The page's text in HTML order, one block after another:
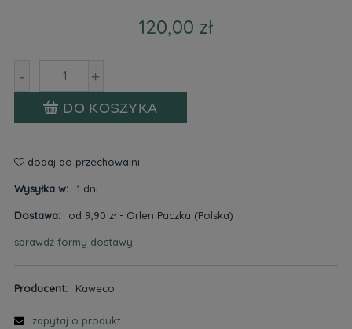
120,00 zł
- +
DO KOSZYKA
dodaj do przechowalni
Wysyłka w: 1 dni
Dostawa: od 9,90 zł - Orlen Paczka (Polska)
Cena nie zawiera ewentualnych kosztów płatności
sprawdź formy dostawy
Producent: Kaweco
zapytaj o produkt